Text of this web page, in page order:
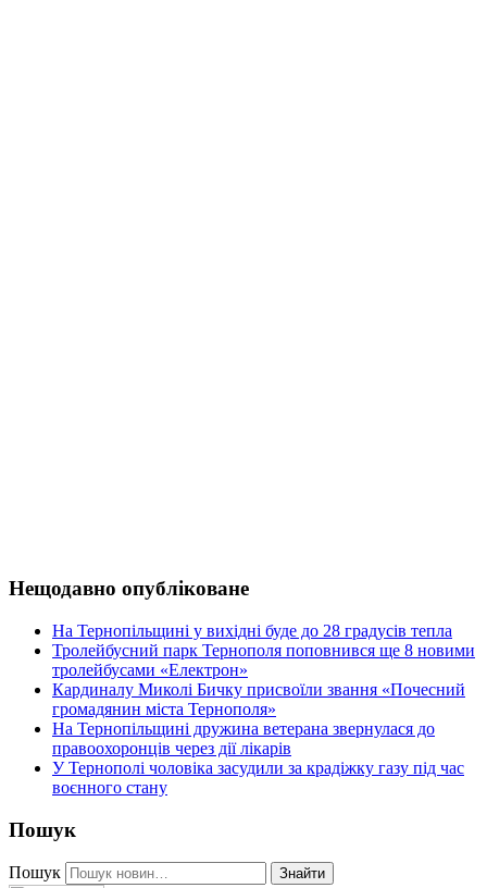
Нещодавно опубліковане
На Тернопільщині у вихідні буде до 28 градусів тепла
Тролейбусний парк Тернополя поповнився ще 8 новими
тролейбусами «Електрон»
Кардиналу Миколі Бичку присвоїли звання «Почесний
громадянин міста Тернополя»
На Тернопільщині дружина ветерана звернулася до
правоохоронців через дії лікарів
У Тернополі чоловіка засудили за крадіжку газу під час
воєнного стану
Пошук
Пошук Знайти